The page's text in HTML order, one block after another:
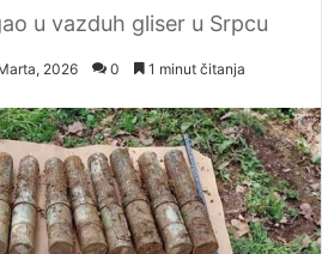
u vazduh gliser u Srpcu
2026 0 1 minut čitanja